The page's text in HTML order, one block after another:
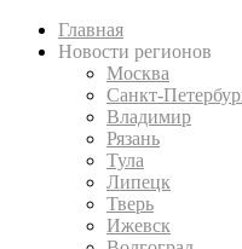
Главная
Новости регионов
Москва
Санкт-
Владимир
Рязань
Тула
Липецк
Тверь
Ижевск